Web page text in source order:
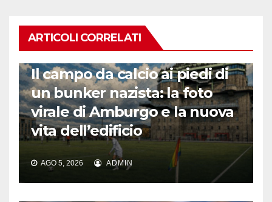
ARTICOLI CORRELATI
Il campo da calcio ai piedi di
un bunker nazista: la foto
virale di Amburgo e la nuova
vita dell’edificio
AGO 5, 2026 ADMIN